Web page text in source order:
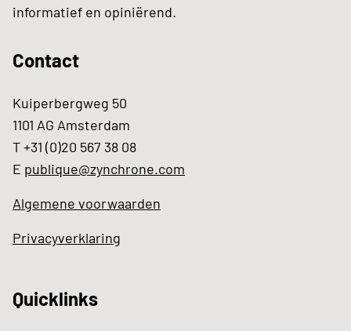
informatief en opiniërend.
Contact
Kuiperbergweg 50
1101 AG Amsterdam
T +31 (0)20 567 38 08
E publique@zynchrone.com
Algemene voorwaarden
Privacyverklaring
Quicklinks